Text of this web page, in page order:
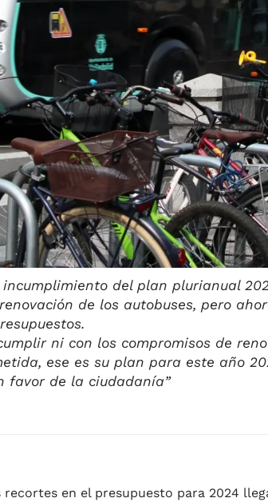
del plan plurianual
de los autobuses, pero
ni con los compromisos de
ese es su plan para este año
favor de la ciudadanía”
en el presupuesto para 2024